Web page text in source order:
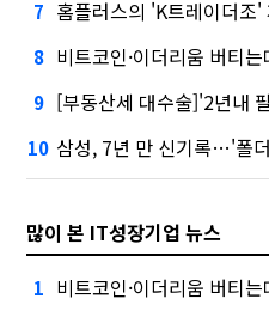
7 홈플러스의 'K트레이더
8 비트코인·이더리움 버티
9 [부동산세 대수술]'2년내
10 삼성, 7년 만 신기록…'폴
많이 본 IT성장기업 뉴스
1 비트코인·이더리움 버티